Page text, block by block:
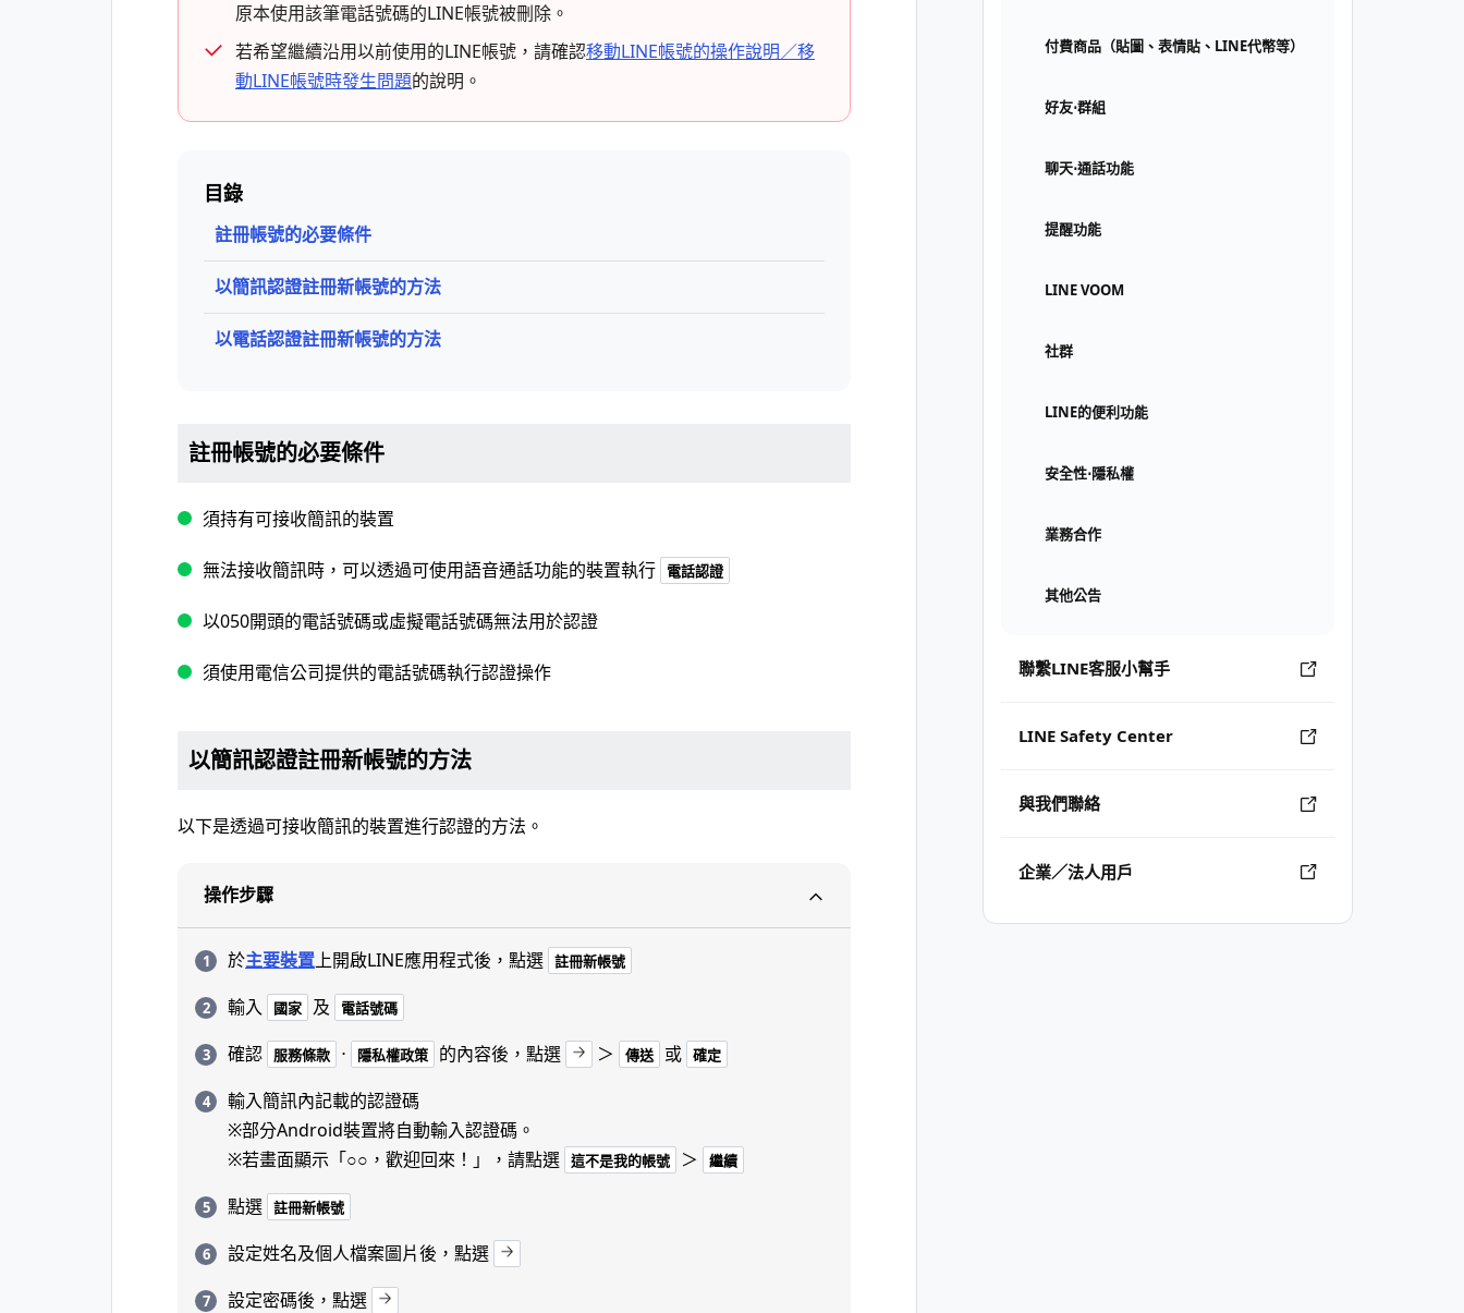
付費商品（貼圖、表情貼、LINE代幣等）
好友⋅群組
聊天⋅通話功能
提醒功能
LINE VOOM
社群
LINE的便利功能
安全性⋅隱私權
業務合作
其他公告
聯繫LINE客服小幫手
LINE Safety Center
與我們聯絡
企業／法人用戶
原本使用該筆電話號碼的LINE帳號被刪除。
若希望繼續沿用以前使用的LINE帳號，請確認移動LINE帳號的操作說明／移
動LINE帳號時發生問題的說明。
目錄
註冊帳號的必要條件
以簡訊認證註冊新帳號的方法
以電話認證註冊新帳號的方法
註冊帳號的必要條件
須持有可接收簡訊的裝置
無法接收簡訊時，可以透過可使用語音通話功能的裝置執行 電話認證
以050開頭的電話號碼或虛擬電話號碼無法用於認證
須使用電信公司提供的電話號碼執行認證操作
以簡訊認證註冊新帳號的方法
以下是透過可接收簡訊的裝置進行認證的方法。
操作步驟
於主要裝置上開啟LINE應用程式後，點選 註冊新帳號
輸入 國家 及 電話號碼
確認 服務條款 ⋅ 隱私權政策 的內容後，點選 ＞ 傳送 或 確定
輸入簡訊內記載的認證碼
※部分Android裝置將自動輸入認證碼。
※若畫面顯示「○○，歡迎回來！」，請點選 這不是我的帳號 ＞ 繼續
點選 註冊新帳號
設定姓名及個人檔案圖片後，點選
設定密碼後，點選